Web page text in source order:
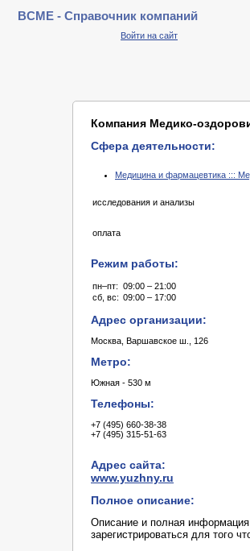
BCME - Справочник компаний
Войти на сайт
Компания Медико-
Сфера деятельности:
Медицина и фармацевтика :::
исследования и анализы
оплата
Режим работы:
пн–пт: 09:00 – 21:00
сб, вс: 09:00 – 17:00
Адрес организации:
Москва, Варшавское ш., 126
Метро:
Южная - 530 м
Телефоны:
+7 (495) 660-38-38
+7 (495) 315-51-63
Адрес сайта:
www.yuzhny.ru
Полное описание:
Описание и полная
зарегистрироваться для того